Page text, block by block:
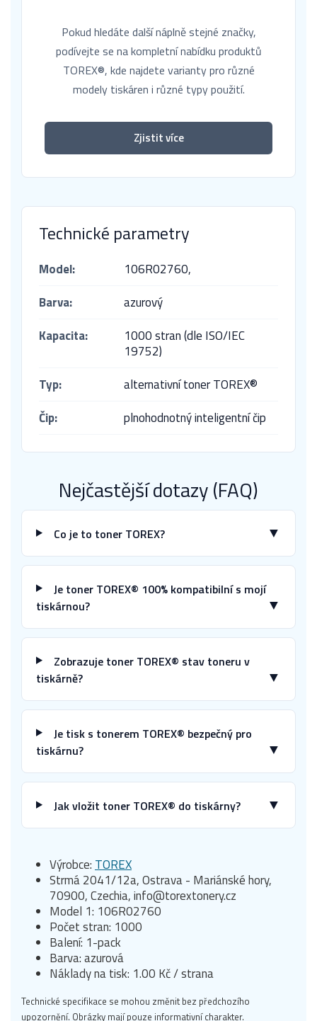
Pokud hledáte další náplně stejné značky,
podívejte se na kompletní nabídku produktů
TOREX®, kde najdete varianty pro různé
modely tiskáren i různé typy použití.
Zjistit více
Technické parametry
Model:
106R02760,
Barva:
azurový
Kapacita:
1000 stran (dle ISO/IEC
19752)
Typ:
alternativní toner TOREX®
Čip:
plnohodnotný inteligentní čip
Nejčastější dotazy (FAQ)
Co je to toner TOREX? ▼
Je toner TOREX® 100% kompatibilní s mojí
tiskárnou?
▼
Zobrazuje toner TOREX® stav toneru v
tiskárně?
▼
Je tisk s tonerem TOREX® bezpečný pro
tiskárnu?
▼
Jak vložit toner TOREX® do tiskárny? ▼
Výrobce: TOREX
Strmá 2041/12a, Ostrava - Mariánské hory,
70900, Czechia, info@torextonery.cz
Model 1: 106R02760
Počet stran: 1000
Balení: 1-pack
Barva: azurová
Náklady na tisk: 1.00 Kč / strana
Technické specifikace se mohou změnit bez předchozího
upozornění. Obrázky mají pouze informativní charakter.